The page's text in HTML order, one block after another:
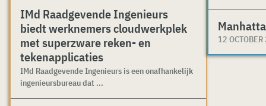
IMd Raadgevende Ingenieurs
biedt werknemers cloudwerkplek
met superzware reken- en
tekenapplicaties
IMd Raadgevende Ingenieurs is een onafhankelijk
ingenieursbureau dat ...
12